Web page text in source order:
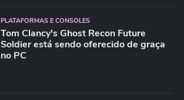
PLATAFORMAS E CONSOLES
Tom Clancy's Ghost Recon Future
Soldier está sendo oferecido de graça
no PC